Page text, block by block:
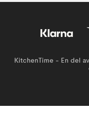
KitchenTime - En del